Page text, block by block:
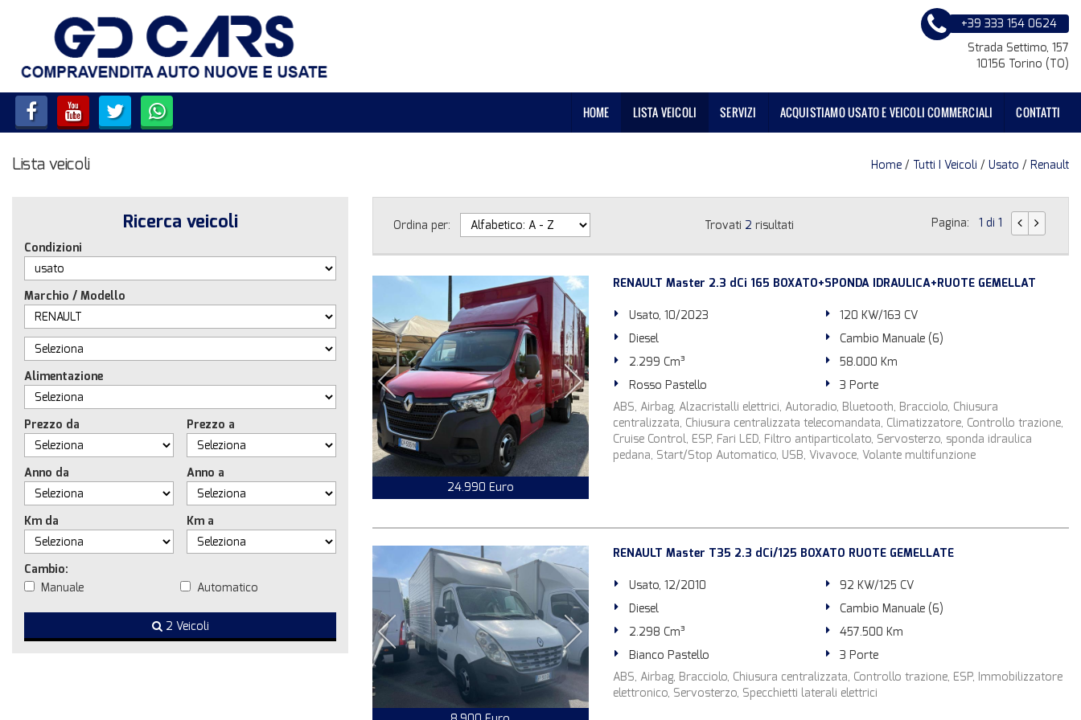
LISTA VEICOLI
SERVIZI
ACQUISTIAMO USATO E
+39 333 154 0624
Strada Settimo, 157
10156 Torino (TO)
HOME LISTA VEICOLI SERVIZI ACQUISTIAMO USATO E VEICOLI COMMERCIALI CONTATTI
Lista veicoli Home / Tutti I Veicoli / Usato / Renault
Ricerca veicoli
Condizioni
Marchio / Modello
Alimentazione
Prezzo da Prezzo a
Anno da Anno a
Km da Km a
Cambio:
Manuale
Automatico
2 Veicoli
Ordina per: Trovati 2 risultati Pagina: 1 di 1
24.990 Euro
RENAULT Master 2.3 dCi 165 BOXATO+SPONDA IDRAULICA+RUOTE GEMELLAT
Usato, 10/2023
120 KW/163 CV
Diesel
Cambio Manuale (6)
2.299 Cm³
58.000 Km
Rosso Pastello
3 Porte
ABS, Airbag, Alzacristalli elettrici, Autoradio, Bluetooth, Bracciolo, Chiusura
centralizzata, Chiusura centralizzata telecomandata, Climatizzatore, Controllo trazione,
Cruise Control, ESP, Fari LED, Filtro antiparticolato, Servosterzo, sponda idraulica
pedana, Start/Stop Automatico, USB, Vivavoce, Volante multifunzione
RENAULT Master T35 2.3 dCi/125 BOXATO RUOTE GEMELLATE
Usato, 12/2010
92 KW/125 CV
Diesel
Cambio Manuale (6)
2.298 Cm³
457.500 Km
Bianco Pastello
3 Porte
ABS, Airbag, Bracciolo, Chiusura centralizzata, Controllo trazione, ESP, Immobilizzatore
elettronico, Servosterzo, Specchietti laterali elettrici